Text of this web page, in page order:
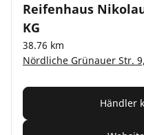
Reifenhaus
KG
38.76 km
Händler